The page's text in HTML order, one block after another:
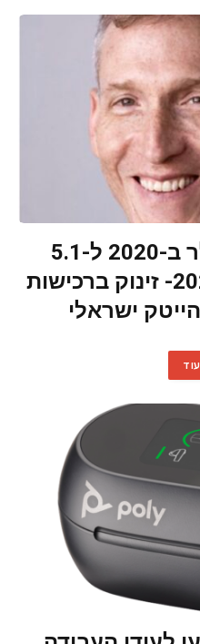
מ-361 מיליון דולר ב-2020 ל-5.1
מיליארד דולר ב-2025- זינוק ברכישות
ישראלי